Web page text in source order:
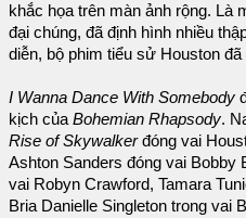
khắc họa trên màn ảnh rộng. Là
đại chúng, đã định hình nhiều
diễn, bộ phim tiểu sử Houston đã
I Wanna Dance With Somebody
kịch của Bohemian Rhapsody.
Rise of Skywalkerđóng vai
Ashton Sanders đóng vai Bobby
vai Robyn Crawford, Tamara
Bria Danielle Singleton trong vai